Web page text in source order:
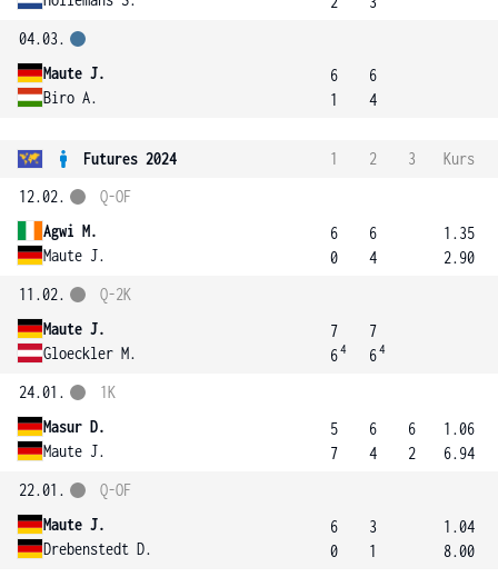
04.03.
Maute J.
Biro A.
6
1
6
4
Futures 2024 1 2 3
Kurs
12.02.
Agwi M.
Maute J.
Q-OF
6
0
6
4
1.35
2.90
11.02.
Maute J.
Gloeckler M.
Q-2K
7
64
7
64
24.01.
Masur D.
Maute J.
1K
5
7
6
4
6
2
1.06
6.94
22.01.
Maute J.
Drebenstedt D.
Q-OF
6
0
3
1
1.04
8.00